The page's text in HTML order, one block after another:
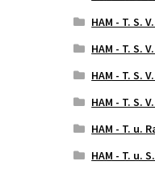
HAM - T. S.
HAM - T. S.
HAM - T. S.
HAM - T. S.
HAM - T. u.
HAM - T. u.